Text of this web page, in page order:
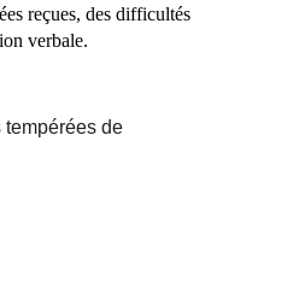
reçues, des difficultés
verbale.
tempérées de